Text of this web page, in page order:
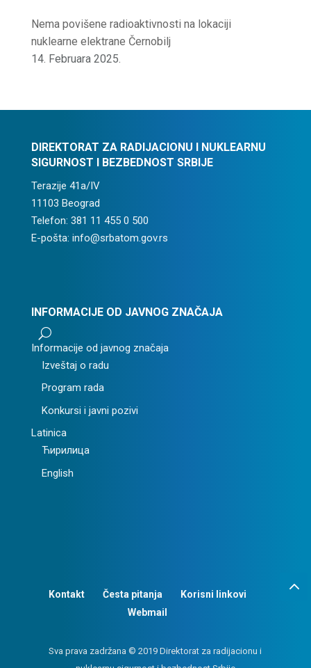
Nema povišene radioaktivnosti na lokaciji
nuklearne elektrane Černobilj
14. Februara 2025.
DIREKTORAT ZA RADIJACIONU I NUKLEARNU
SIGURNOST I BEZBEDNOST SRBIJE
Terazije 41a/IV
11103 Beograd
Telefon: 381 11 455 0 500
E-pošta: info@srbatom.gov.rs
INFORMACIJE OD JAVNOG ZNAČAJA
U
Informacije od javnog značaja
Izveštaj o radu
Program rada
Konkursi i javni pozivi
Latinica
Ћирилица
English
Kontakt Česta pitanja
Korisni linkovi
Webmail
Sva prava zadržana © 2019 Direktorat za radijacionu i